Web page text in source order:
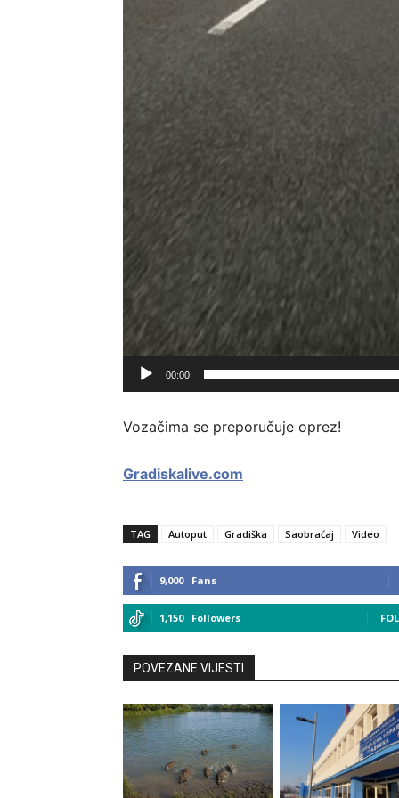
00:00
Vozačima se preporučuje oprez!
Gradiskalive.com
TAG Autoput Gradiška Saobraćaj Video
9,000 Fans
1,150 Followers
POVEZANE VIJESTI